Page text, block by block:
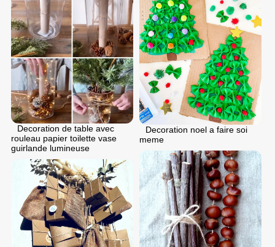
Decoration de table avec
rouleau papier toilette vase
guirlande lumineuse
Decoration noel a faire soi
meme